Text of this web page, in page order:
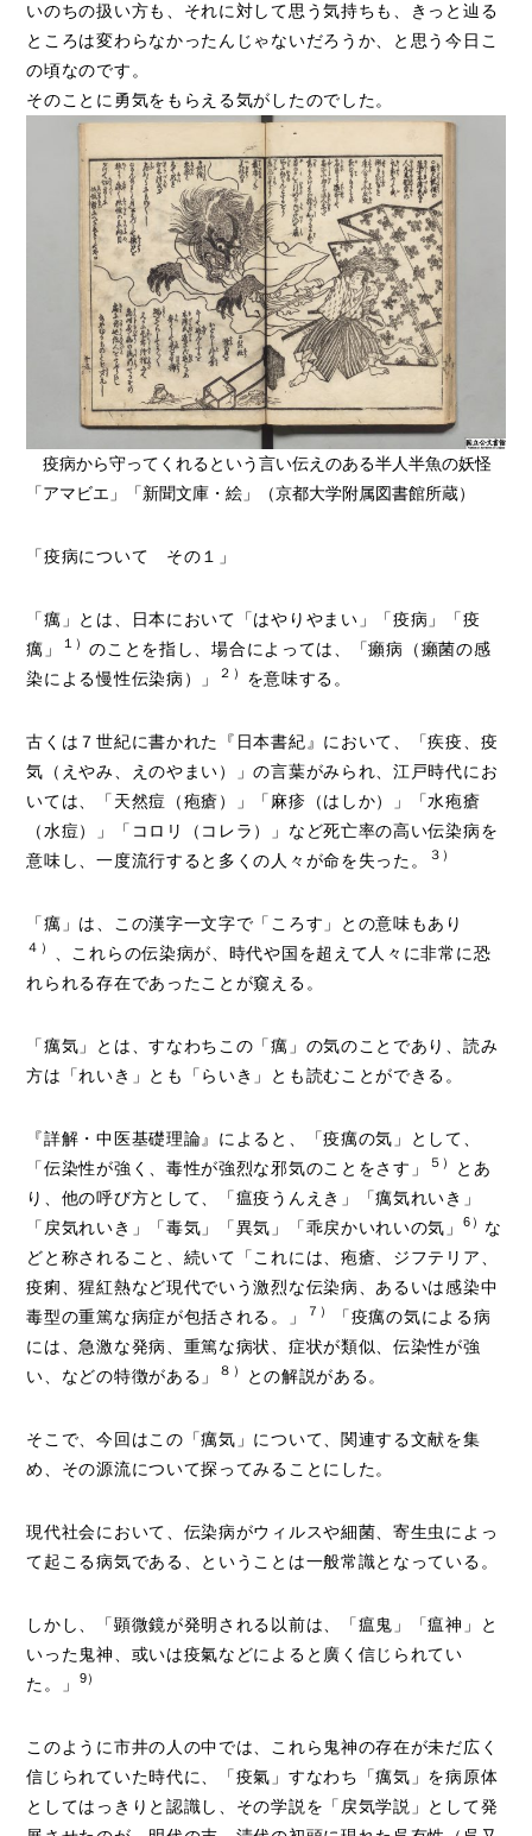
いのちの扱い方も、それに対して思う気持ちも、きっと辿る
ところは変わらなかったんじゃないだろうか、と思う今日こ
の頃なのです。
そのことに勇気をもらえる気がしたのでした。
疫病から守ってくれるという言い伝えのある半人半魚の妖怪
「アマビエ」「新聞文庫・絵」（京都大学附属図書館所蔵）
「疫病について その１」
「癘」とは、日本において「はやりやまい」「疫病」「疫
癘」
１） のことを指し、場合によっては、「癩病（癩菌の感
染による慢性伝染病）」
２） を意味する。
古くは７世紀に書かれた『日本書紀』において、「疾疫、疫
気（えやみ、えのやまい）」の言葉がみられ、江戸時代にお
いては、「天然痘（疱瘡）」「麻疹（はしか）」「水疱瘡
（水痘）」「コロリ（コレラ）」など死亡率の高い伝染病を
意味し、一度流行すると多くの人々が命を失った。
３）
「癘」は、この漢字一文字で「ころす」との意味もあり
４）
、これらの伝染病が、時代や国を超えて人々に非常に恐
れられる存在であったことが窺える。
「癘気」とは、すなわちこの「癘」の気のことであり、読み
方は「れいき」とも「らいき」とも読むことができる。
『詳解・中医基礎理論』によると、「疫癘の気」として、
「伝染性が強く、毒性が強烈な邪気のことをさす」
５）
とあ
り、他の呼び方として、「瘟疫うんえき」「癘気れいき」
「戻気れいき」「毒気」「異気」「乖戻かいれいの気」
6） な
どと称されること、続いて「これには、疱瘡、ジフテリア、
疫痢、猩紅熱など現代でいう激烈な伝染病、あるいは感染中
毒型の重篤な病症が包括される。」
７）
「疫癘の気による病
には、急激な発病、重篤な病状、症状が類似、伝染性が強
い、などの特徴がある」
８） との解説がある。
そこで、今回はこの「癘気」について、関連する文献を集
め、その源流について探ってみることにした。
現代社会において、伝染病がウィルスや細菌、寄生虫によっ
て起こる病気である、ということは一般常識となっている。
しかし、「顕微鏡が発明される以前は、「瘟鬼」「瘟神」と
いった鬼神、或いは疫氣などによると廣く信じられてい
た。」
9）
このように市井の人の中では、これら鬼神の存在が未だ広く
信じられていた時代に、「疫氣」すなわち「癘気」を病原体
としてはっきりと認識し、その学説を「戻気学説」として発